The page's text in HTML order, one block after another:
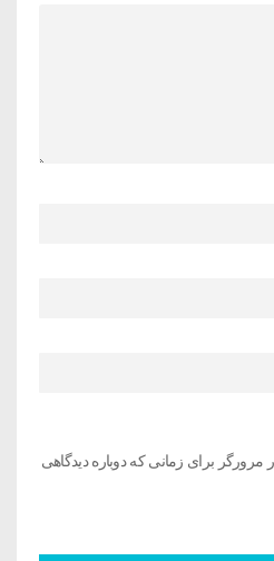
مرورگر برای زمانی که دوباره دیدگاهی